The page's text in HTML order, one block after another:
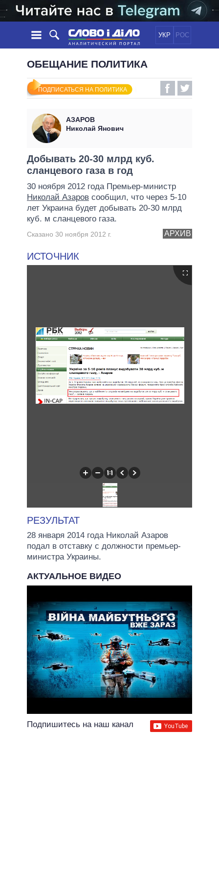
УКР РОС
НОВОСТИ
ЛЕНТА
СОБЫТИЯ
СТАТЬИ
МНЕНИЯ
ОБЗОРЫ
ДАЙДЖЕСТЫ
ПОЛИТИКА
ЭКОНОМИКА
МИР
ОБЕЩАНИЯ
ВСЕ ПОЛИТИКИ
ПРЕЗИДЕНТ И ОФИС
ВЕРХОВНАЯ РАДА
КАБИНЕТ МИНИСТРОВ
ГЛАВЫ ОБЛАДМИНИСТРАЦИЙ
МЭРЫ
ВСЕ ПЕРСОНЫ
ИНФОГРАФИКА
ПОДДЕРЖАТЬ
СРАВНЕНИЕ ПОЛИТИКОВ
ОБЕЩАНИЕ ПОЛИТИКА
ПОДПИСАТЬСЯ НА ПОЛИТИКА
АЗАРОВ
Николай Янович
Добывать 20-30 млрд куб.
сланцевого газа в год
30 ноября 2012 года Премьер-министр
Николай Азаров сообщил, что через 5-10
лет Украина будет добывать 20-30 млрд
куб. м сланцевого газа.
АРХИВ
Сказано 30 ноября 2012 г.
ИСТОЧНИК
РЕЗУЛЬТАТ
28 января 2014 года Николай Азаров
подал в отставку с должности премьер-
министра Украины.
АКТУАЛЬНОЕ ВИДЕО
Подпишитесь на наш канал